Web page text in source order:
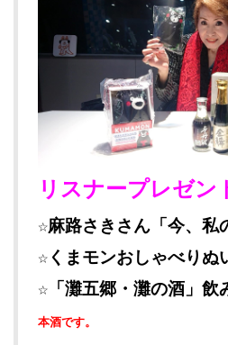
リスナープレゼン
☆麻路さきさん「今、私
☆くまモンおしゃべりぬ
☆「灘五郷・灘の酒」飲
本酒です。